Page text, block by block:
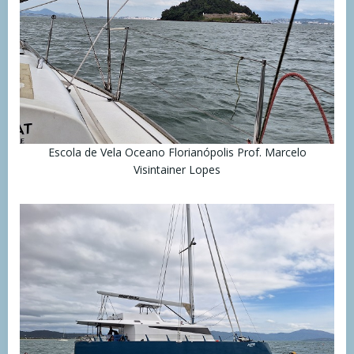
Escola de Vela Oceano Florianópolis Prof. Marcelo
Visintainer Lopes